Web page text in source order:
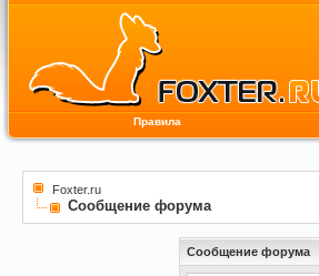
Правила
Foxter.ru
Сообщение форума
Сообщение форума